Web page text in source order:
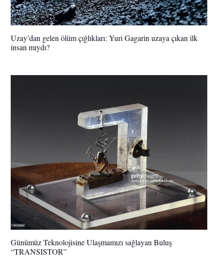
Uzay’dan gelen ölüm çığlıkları: Yuri Gagarin uzaya çıkan ilk
insan mıydı?
Günümüz Teknolojisine Ulaşmamızı sağlayan Buluş
“TRANSISTOR”